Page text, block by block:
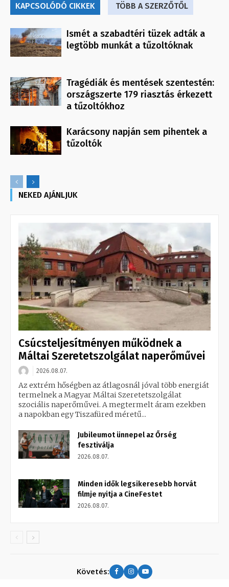
KAPCSOLÓDÓ CIKKEK TÖBB A SZERZŐTŐL
Ismét a szabadtéri tüzek adták a
legtöbb munkát a tűzoltóknak
Tragédiák és mentések szentestén:
országszerte 179 riasztás érkezett
a tűzoltókhoz
Karácsony napján sem pihentek a
tűzoltók
NEKED AJÁNLJUK
Csúcsteljesítményen működnek a
Máltai Szeretetszolgálat naperőművei
2026.08.07.
Az extrém hőségben az átlagosnál jóval több energiát
termelnek a Magyar Máltai Szeretetszolgálat
szociális naperőművei. A megtermelt áram ezekben
a napokban egy Tiszafüred méretű...
Jubileumot ünnepel az Őrség
fesztiválja
2026.08.07.
Minden idők legsikeresebb horvát
filmje nyitja a CineFestet
2026.08.07.
Követés: